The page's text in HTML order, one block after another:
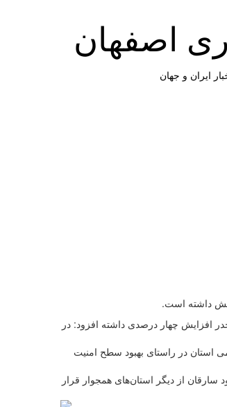
اصفهان
ایران و جهان
افزایش چهار درصدی داشته افزود: در
استان در راستای بهبود سطح امنیت
از دیگر استان‌های همجوار قرار